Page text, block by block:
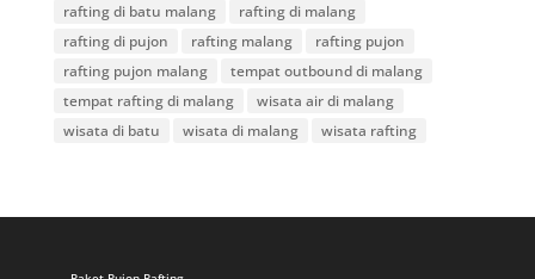
rafting di batu malang
rafting di malang
rafting di pujon
rafting malang
rafting pujon
rafting pujon malang
tempat outbound di malang
tempat rafting di malang
wisata air di malang
wisata di batu
wisata di malang wisata rafting